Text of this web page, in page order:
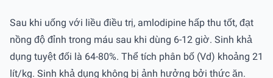
Sau khi uống với liều điều trị, amlodipine hấp thu tốt, đạt
nồng độ đỉnh trong máu sau khi dùng 6-12 giờ. Sinh khả
dụng tuyệt đối là 64-80%. Thể tích phân bố (Vd) khoảng 21
lít/kg. Sinh khả dụng không bị ảnh hưởng bởi thức ăn.